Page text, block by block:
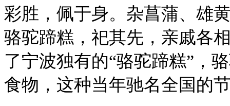
彩胜，佩于身。杂菖蒲、雄
骆驼蹄糕，祀其先，亲戚各
了宁波独有的“骆驼蹄糕”，
食物，这种当年驰名全国的